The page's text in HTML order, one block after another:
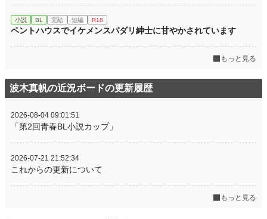
小説 BL 完結 短編 R18
ペントハウスでイケメンスパダリ紳士に甘やかされています
もっと見る
波木真帆の近況ボードの更新履歴
2026-08-04 09:01:51
「第2回青春BL小説カップ」
2026-07-21 21:52:34
これからの更新について
もっと見る